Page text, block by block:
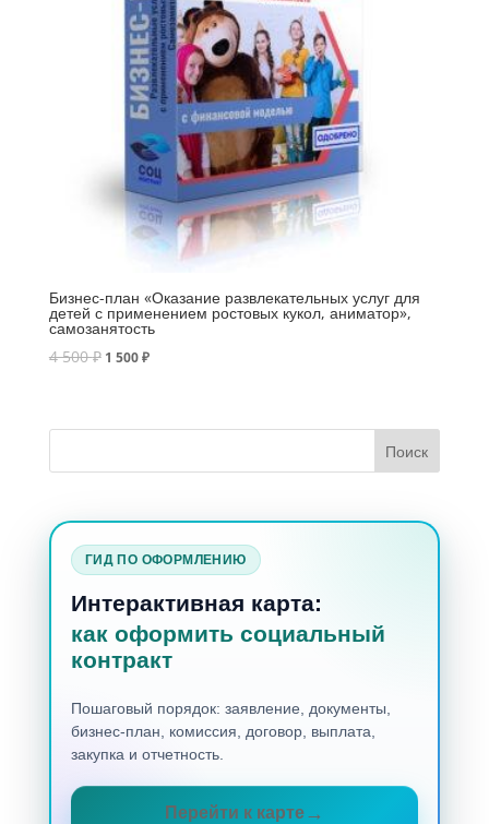
Бизнес-план «Оказание развлекательных услуг для
детей с применением ростовых кукол, аниматор»,
самозанятость
4 500₽ 1 500₽
ГИД ПО ОФОРМЛЕНИЮ
Интерактивная карта:
как оформить социальный
контракт
Пошаговый порядок: заявление, документы,
бизнес-план, комиссия, договор, выплата,
закупка и отчетность.
Перейти к карте